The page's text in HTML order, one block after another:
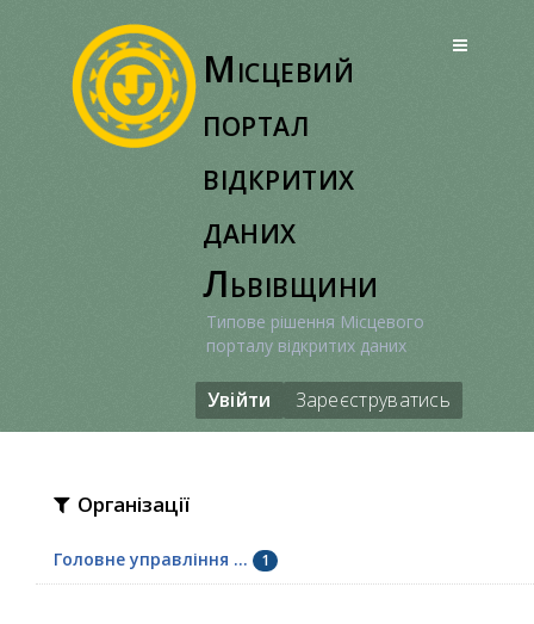
Місцевий
портал
відкритих
даних
Львівщини
Типове рішення Місцевого
порталу відкритих даних
Увійти Зареєструватись
Організації
Головне управління ... 1